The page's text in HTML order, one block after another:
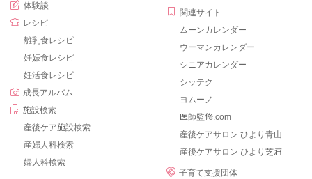
体験談
レシピ
離乳食レシピ
妊娠食レシピ
妊活食レシピ
成長アルバム
施設検索
産後ケア施設検索
産婦人科検索
婦人科検索
関連サイト
ムーンカレンダー
ウーマンカレンダー
シニアカレンダー
シッテク
ヨムーノ
医師監修.com
産後ケアサロン ひより青山
産後ケアサロン ひより芝浦
子育て支援団体